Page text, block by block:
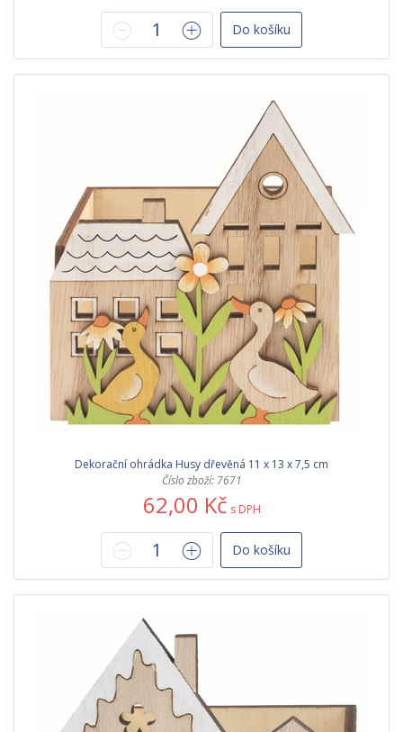
Do košíku
Dekorační ohrádka Husy dřevěná 11 x 13 x 7,5 cm
Číslo zboží: 7671
62,00 Kč s DPH
Do košíku